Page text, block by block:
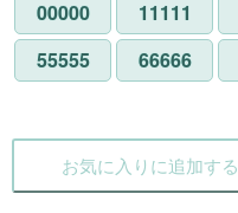
00000 11111
55555
66666
お気に入りに追加する